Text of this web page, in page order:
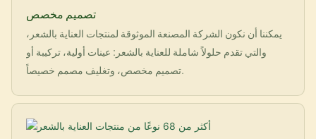
تصميم مخصص
يمكننا أن نكون الشركة المصنعة الموثوقة لمنتجات العناية بالشعر،
والتي تقدم حلولاً شاملة للعناية بالشعر: عينات أولية، تركيبة أو
تصميم مخصص، وتغليف مصمم خصيصاً.